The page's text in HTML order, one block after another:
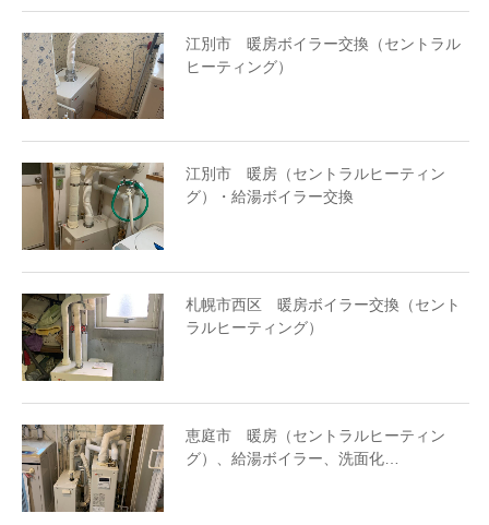
江別市 暖房ボイラー交換（セントラル
ヒーティング）
江別市 暖房（セントラルヒーティン
グ）・給湯ボイラー交換
札幌市西区 暖房ボイラー交換（セント
ラルヒーティング）
恵庭市 暖房（セントラルヒーティン
グ）、給湯ボイラー、洗面化…